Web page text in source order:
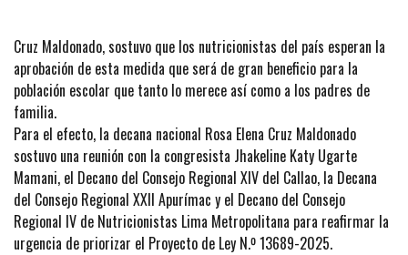
Cruz Maldonado, sostuvo que los nutricionistas del país esperan la
aprobación de esta medida que será de gran beneficio para la
población escolar que tanto lo merece así como a los padres de
familia.
Para el efecto, la decana nacional Rosa Elena Cruz Maldonado
sostuvo una reunión con la congresista Jhakeline Katy Ugarte
Mamani, el Decano del Consejo Regional XIV del Callao, la Decana
del Consejo Regional XXII Apurímac y el Decano del Consejo
Regional IV de Nutricionistas Lima Metropolitana para reafirmar la
urgencia de priorizar el Proyecto de Ley N.º 13689-2025.